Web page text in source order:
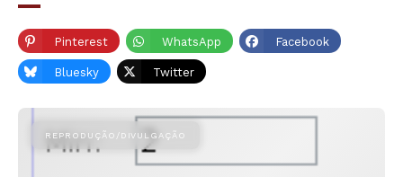
Pinterest WhatsApp Facebook
Bluesky Twitter